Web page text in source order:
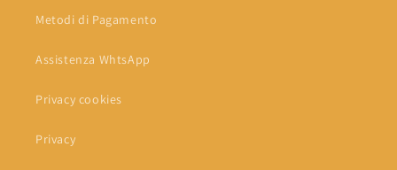
Metodi di Pagamento
Assistenza WhtsApp
Privacy cookies
Privacy